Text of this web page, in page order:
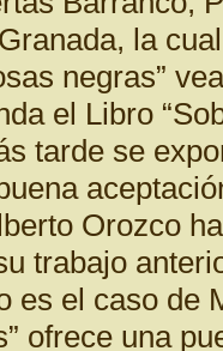
la
negras”
el Libro
tarde se
Orozco
trabajo
es el caso de
ofrece una